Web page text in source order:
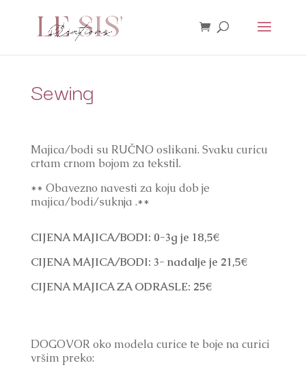
Sewing
Majica/bodi su RUČNO oslikani. Svaku curicu
crtam crnom bojom za tekstil.
** Obavezno navesti za koju dob je
majica/bodi/suknja .**
CIJENA MAJICA/BODI: 0-3g je 18,5€
CIJENA MAJICA/BODI: 3- nadalje je 21,5€
CIJENA MAJICA ZA ODRASLE: 25€
DOGOVOR oko modela curice te boje na curici
vršim preko: